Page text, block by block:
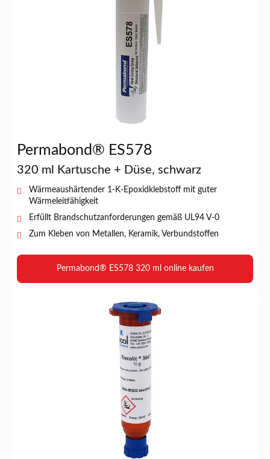
Permabond® ES578
320 ml Kartusche + Düse, schwarz
Wärmeaushärtender 1-K-Epoxidklebstoff mit guter
Wärmeleitfähigkeit
Erfüllt Brandschutzanforderungen gemäß UL94 V-0
Zum Kleben von Metallen, Keramik, Verbundstoffen
Permabond® ES578 320 ml online kaufen